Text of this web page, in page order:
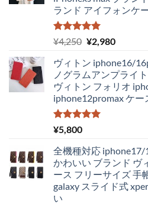
ランド アイフォンケ
5段階中
5.00
の評価
¥4,250 元
価
格
は
¥4,250
で
¥2,980現
の
価
格
は
ヴィトン iphone16/
ノグラムアンプライ
ヴィトン フォリオ
iphone12promax ケ
5段階中
5.00
¥5,800
全機種対応 iphone17/
かわいい ブランド ヴ
ース フリーサイズ 手
galaxy スライド式
い